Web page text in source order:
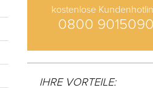
kostenlose
0800 9015090
IHRE VORTEILE: